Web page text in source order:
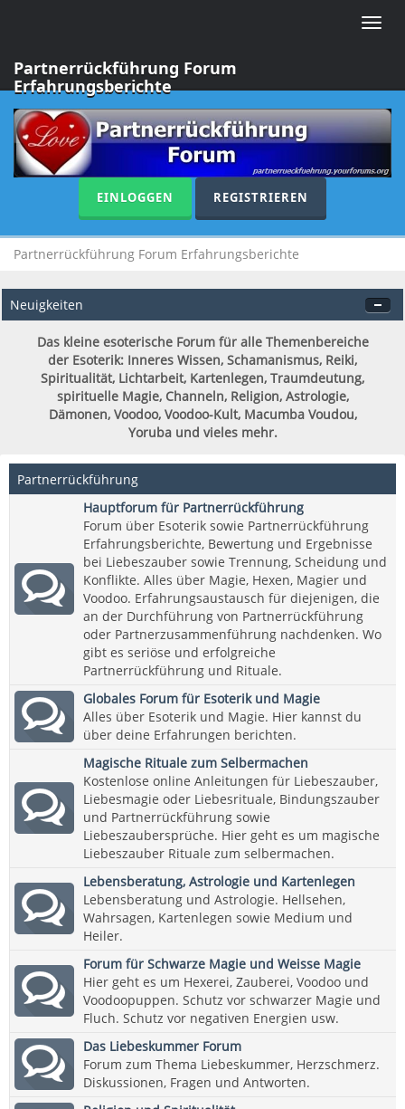
Toggle
Partnerrückführung Forum
Erfahrungsberichte
EINLOGGEN REGISTRIEREN
Partnerrückführung Forum Erfahrungsberichte
Neuigkeiten
Das kleine esoterische Forum für alle Themenbereiche
der Esoterik: Inneres Wissen, Schamanismus, Reiki,
Spiritualität, Lichtarbeit, Kartenlegen, Traumdeutung,
spirituelle Magie, Channeln, Religion, Astrologie,
Dämonen, Voodoo, Voodoo-Kult, Macumba Voudou,
Yoruba und vieles mehr.
Partnerrückführung
Hauptforum für Partnerrückführung
Forum über Esoterik sowie Partnerrückführung
Erfahrungsberichte, Bewertung und Ergebnisse
bei Liebeszauber sowie Trennung, Scheidung und
Konflikte. Alles über Magie, Hexen, Magier und
Voodoo. Erfahrungsaustausch für diejenigen, die
an der Durchführung von Partnerrückführung
oder Partnerzusammenführung nachdenken. Wo
gibt es seriöse und erfolgreiche
Partnerrückführung und Rituale.
Globales Forum für Esoterik und Magie
Alles über Esoterik und Magie. Hier kannst du
über deine Erfahrungen berichten.
Magische Rituale zum Selbermachen
Kostenlose online Anleitungen für Liebeszauber,
Liebesmagie oder Liebesrituale, Bindungszauber
und Partnerrückführung sowie
Liebeszaubersprüche. Hier geht es um magische
Liebeszauber Rituale zum selbermachen.
Lebensberatung, Astrologie und Kartenlegen
Lebensberatung und Astrologie. Hellsehen,
Wahrsagen, Kartenlegen sowie Medium und
Heiler.
Forum für Schwarze Magie und Weisse Magie
Hier geht es um Hexerei, Zauberei, Voodoo und
Voodoopuppen. Schutz vor schwarzer Magie und
Fluch. Schutz vor negativen Energien usw.
Das Liebeskummer Forum
Forum zum Thema Liebeskummer, Herzschmerz.
Diskussionen, Fragen und Antworten.